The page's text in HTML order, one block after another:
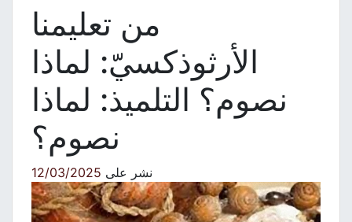
من تعليمنا
الأرثوذكسيّ: لماذا
نصوم؟ التلميذ: لماذا
نصوم؟
نشر على12/03/2025